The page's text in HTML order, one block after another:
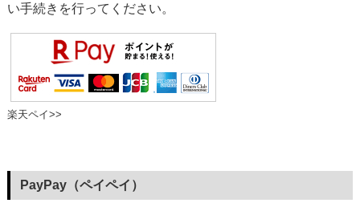
い手続きを行ってください。
楽天ペイ>>
PayPay（ペイペイ）